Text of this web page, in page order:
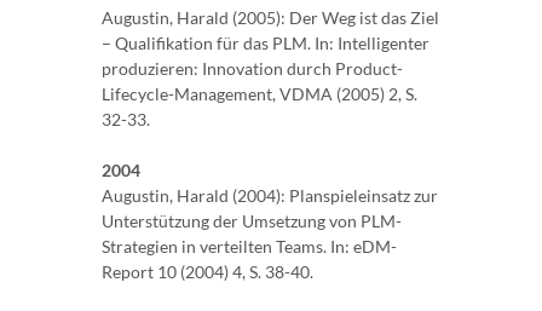
Augustin, Harald (2005): Der Weg ist das Ziel
– Qualifikation für das PLM. In: Intelligenter
produzieren: Innovation durch Product-
Lifecycle-Management, VDMA (2005) 2, S.
32-33.
2004
Augustin, Harald (2004): Planspieleinsatz zur
Unterstützung der Umsetzung von PLM-
Strategien in verteilten Teams. In: eDM-
Report 10 (2004) 4, S. 38-40.